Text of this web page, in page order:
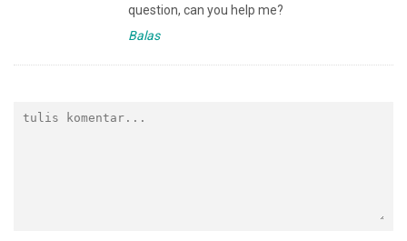
question, can you help me?
Balas